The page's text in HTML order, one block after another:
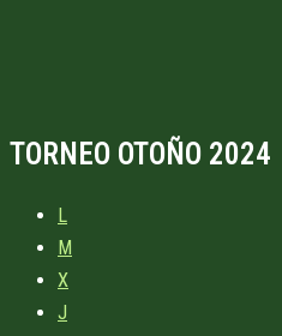
TORNEO OTOÑO 2024
L
M
X
J